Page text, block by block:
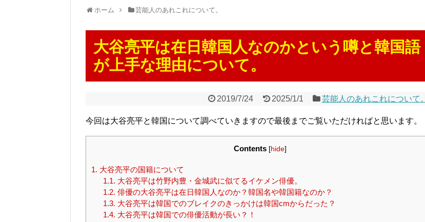
ホーム 芸能人のあれこれについて。
大谷亮平は在日韓国人なのかという噂と韓国語
が上手な理由について。
2019/7/24 2025/1/1 芸能人のあれこれについて。
今回は大谷亮平と韓国について調べていきますので最後までご覧いただければと思います。
Contents [hide]
1. 大谷亮平の国籍について
1.1. 大谷亮平は竹野内豊・金城武に似てるイケメン俳優。
1.2. 俳優の大谷亮平は在日韓国人なのか？韓国名や韓国籍なのか？
1.3. 大谷亮平は韓国でのブレイクのきっかけは韓国cmからだった？
1.4. 大谷亮平は韓国での俳優活動が長い？！